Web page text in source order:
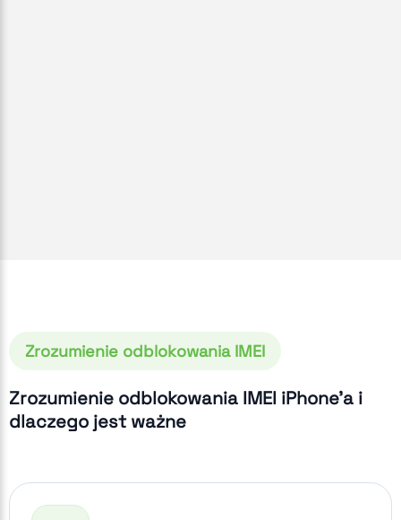
Zrozumienie odblokowania IMEI
Zrozumienie odblokowania IMEI iPhone'a i
dlaczego jest ważne